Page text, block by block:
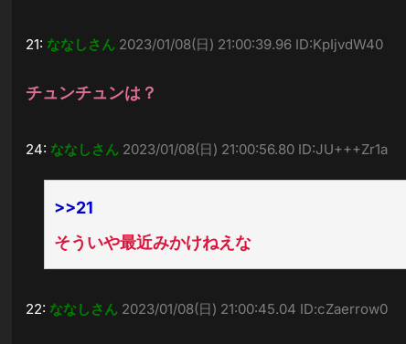
21: ななしさん 2023/01/08(日) 21:00:39.96 ID:KpIjvdW40
チュンチュンは？
24: ななしさん 2023/01/08(日) 21:00:56.80 ID:JU+++Zr1a
>>21
そういや最近みかけねえな
22: ななしさん 2023/01/08(日) 21:00:45.04 ID:cZaerrow0